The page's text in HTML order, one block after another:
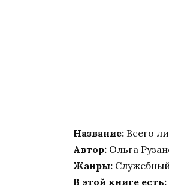
Название: Всего
Автор: Ольга
Жанры:
В этой книге есть: